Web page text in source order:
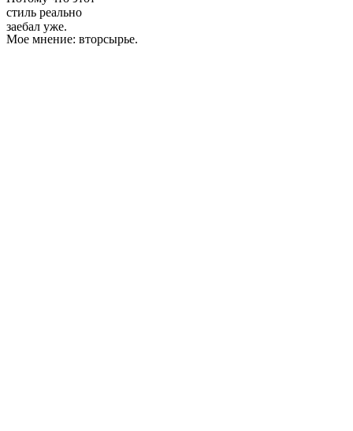
стиль реально
заебал уже.
Мое мнение: вторсырье.